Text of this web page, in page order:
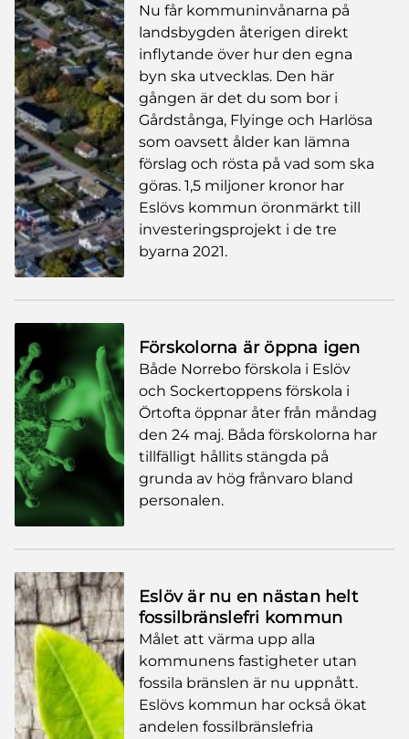
Nu får kommuninvånarna på
landsbygden återigen direkt
inflytande över hur den egna
byn ska utvecklas. Den här
gången är det du som bor i
Gårdstånga, Flyinge och Harlösa
som oavsett ålder kan lämna
förslag och rösta på vad som ska
göras. 1,5 miljoner kronor har
Eslövs kommun öronmärkt till
investeringsprojekt i de tre
byarna 2021.
Förskolorna är öppna igen
Både Norrebo förskola i Eslöv
och Sockertoppens förskola i
Örtofta öppnar åter från måndag
den 24 maj. Båda förskolorna har
tillfälligt hållits stängda på
grunda av hög frånvaro bland
personalen.
Eslöv är nu en nästan helt
fossilbränslefri kommun
Målet att värma upp alla
kommunens fastigheter utan
fossila bränslen är nu uppnått.
Eslövs kommun har också ökat
andelen fossilbränslefria